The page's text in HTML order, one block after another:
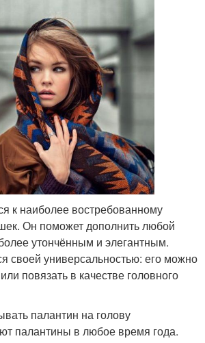
к наиболее востребованному
Он поможет дополнить любой
утончённым и элегантным.
своей универсальностью: его можно
повязать в качестве головного
палантин на голову
палантины в любое время года.